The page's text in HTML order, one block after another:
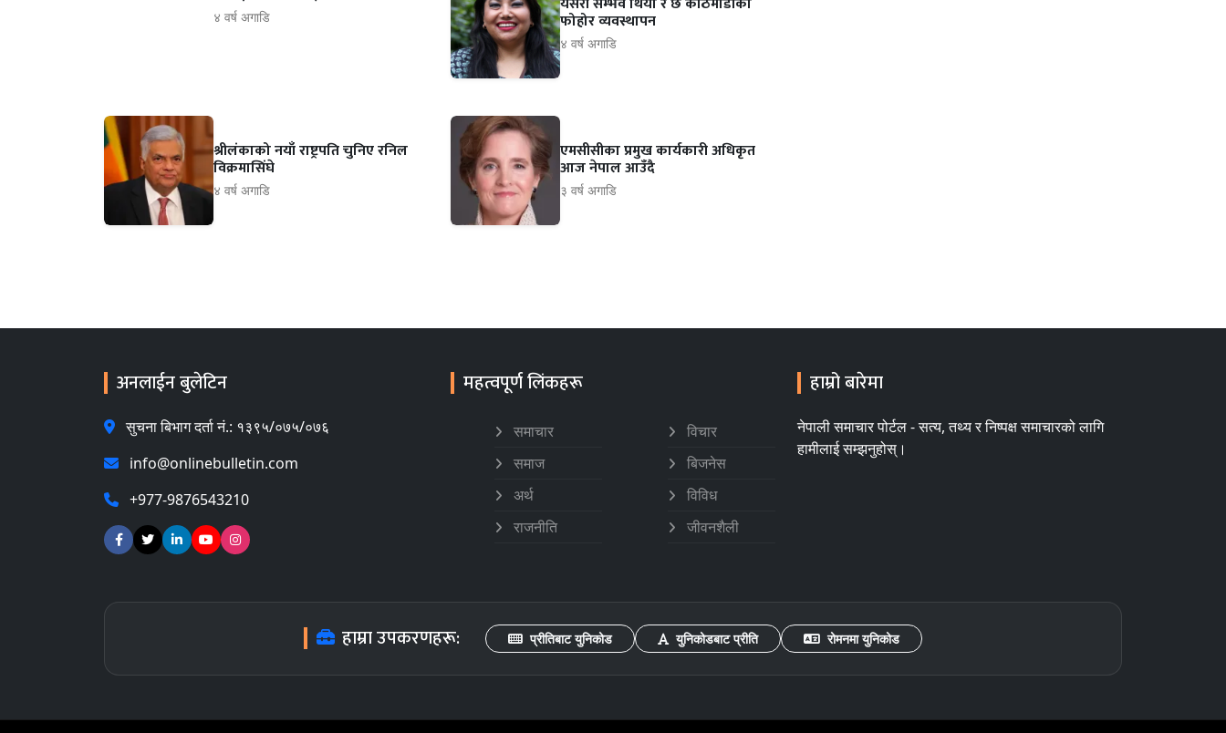
४ वर्ष अगाडि फोहोर व्यवस्थापन
४ वर्ष अगाडि
श्रीलंकाको नयाँ राष्ट्रपति चुनिए रनिल
विक्रमासिंघे
४ वर्ष अगाडि
एमसीसीका प्रमुख कार्यकारी अधिकृत
आज नेपाल आउँदै
३ वर्ष अगाडि
अनलाईन बुलेटिन
सुचना बिभाग दर्ता नं.: १३९५/०७५/०७६
info@onlinebulletin.com
+977-9876543210
महत्वपूर्ण लिंकहरू
समाचार
समाज
अर्थ
राजनीति
विचार
बिजनेस
विविध
जीवनशैली
हाम्रो बारेमा
नेपाली समाचार पोर्टल - सत्य, तथ्य र निष्पक्ष समाचारको लागि
हामीलाई सम्झनुहोस्।
हाम्रा उपकरणहरू: प्रीतिबाट युनिकोड युनिकोडबाट प्रीति रोमनमा युनिकोड